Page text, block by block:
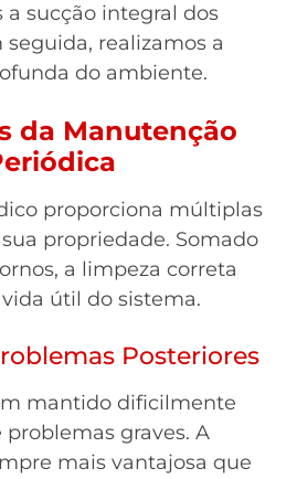
a sucção integral dos
seguida, realizamos a
do ambiente.
da Manutenção
proporciona múltiplas
propriedade. Somado
a limpeza correta
útil do sistema.
Posteriores
mantido dificilmente
problemas graves. A
mais vantajosa que